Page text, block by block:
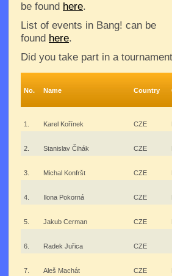
be found here.
List of events in Bang! can be
found here.
Did you take part in a
No. Name Country
1. Karel Kořínek CZE
2. Stanislav Čihák CZE
3. Michal Konfršt CZE
4. Ilona Pokorná CZE
5. Jakub Cerman CZE
6. Radek Juřica CZE
7. Aleš Machát CZE